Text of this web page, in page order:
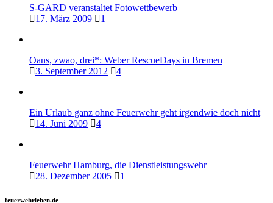
S-GARD veranstaltet Fotowettbewerb
17. März 2009
1
Oans, zwao, drei*: Weber RescueDays in Bremen
3. September 2012
4
Ein Urlaub ganz ohne Feuerwehr geht irgendwie doch nicht
14. Juni 2009
4
Feuerwehr Hamburg, die Dienstleistungswehr
28. Dezember 2005
1
feuerwehrleben.de